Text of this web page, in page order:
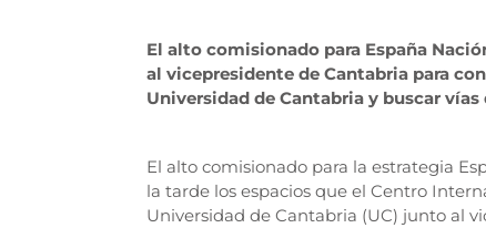
El alto comisionado para España
al vicepresidente de Cantabria para
Universidad de Cantabria y buscar
El alto comisionado para la estrategia
la tarde los espacios que el Centro
Universidad de Cantabria (UC) junto al